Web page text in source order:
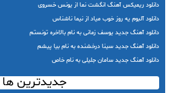
دانلود ریمیکس آهنگ انگشت نما از یونس خسروی
دانلود آلبوم یه روز خوب میاد از نیما ناشناس
دانلود آهنگ جدید یوسف زمانی به نام بالاخره تونستم
دانلود آهنگ جدید سینا درخشنده به نام بیا پیشم
دانلود آهنگ جدید سامان جلیلی به نام خاص
جدیدترین ها